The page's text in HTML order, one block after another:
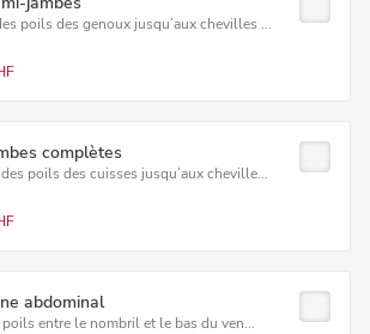
poils des genoux jusqu’aux chevilles ...
complètes
poils des cuisses jusqu’aux cheville...
abdominal
entre le nombril et le bas du ven...